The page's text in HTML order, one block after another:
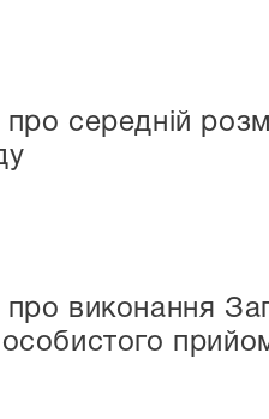
про середній
про виконання
особистого